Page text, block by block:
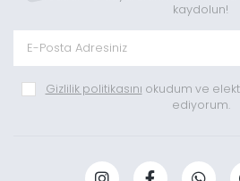
kaydolun!
Gizlilik politikasını okudum ve
ediyorum.